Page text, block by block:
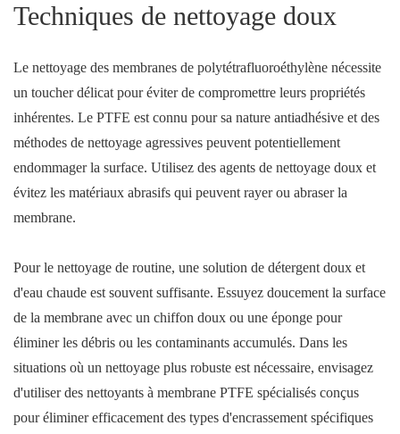
Techniques de nettoyage doux
Le nettoyage des membranes de polytétrafluoroéthylène nécessite
un toucher délicat pour éviter de compromettre leurs propriétés
inhérentes. Le PTFE est connu pour sa nature antiadhésive et des
méthodes de nettoyage agressives peuvent potentiellement
endommager la surface. Utilisez des agents de nettoyage doux et
évitez les matériaux abrasifs qui peuvent rayer ou abraser la
membrane.
Pour le nettoyage de routine, une solution de détergent doux et
d'eau chaude est souvent suffisante. Essuyez doucement la surface
de la membrane avec un chiffon doux ou une éponge pour
éliminer les débris ou les contaminants accumulés. Dans les
situations où un nettoyage plus robuste est nécessaire, envisagez
d'utiliser des nettoyants à membrane PTFE spécialisés conçus
pour éliminer efficacement des types d'encrassement spécifiques